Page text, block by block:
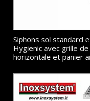
Siphons sol standard
Hygienic avec grille
horizontale et panier